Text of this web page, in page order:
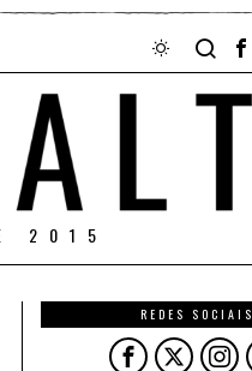
2015
REDES SOCIAIS